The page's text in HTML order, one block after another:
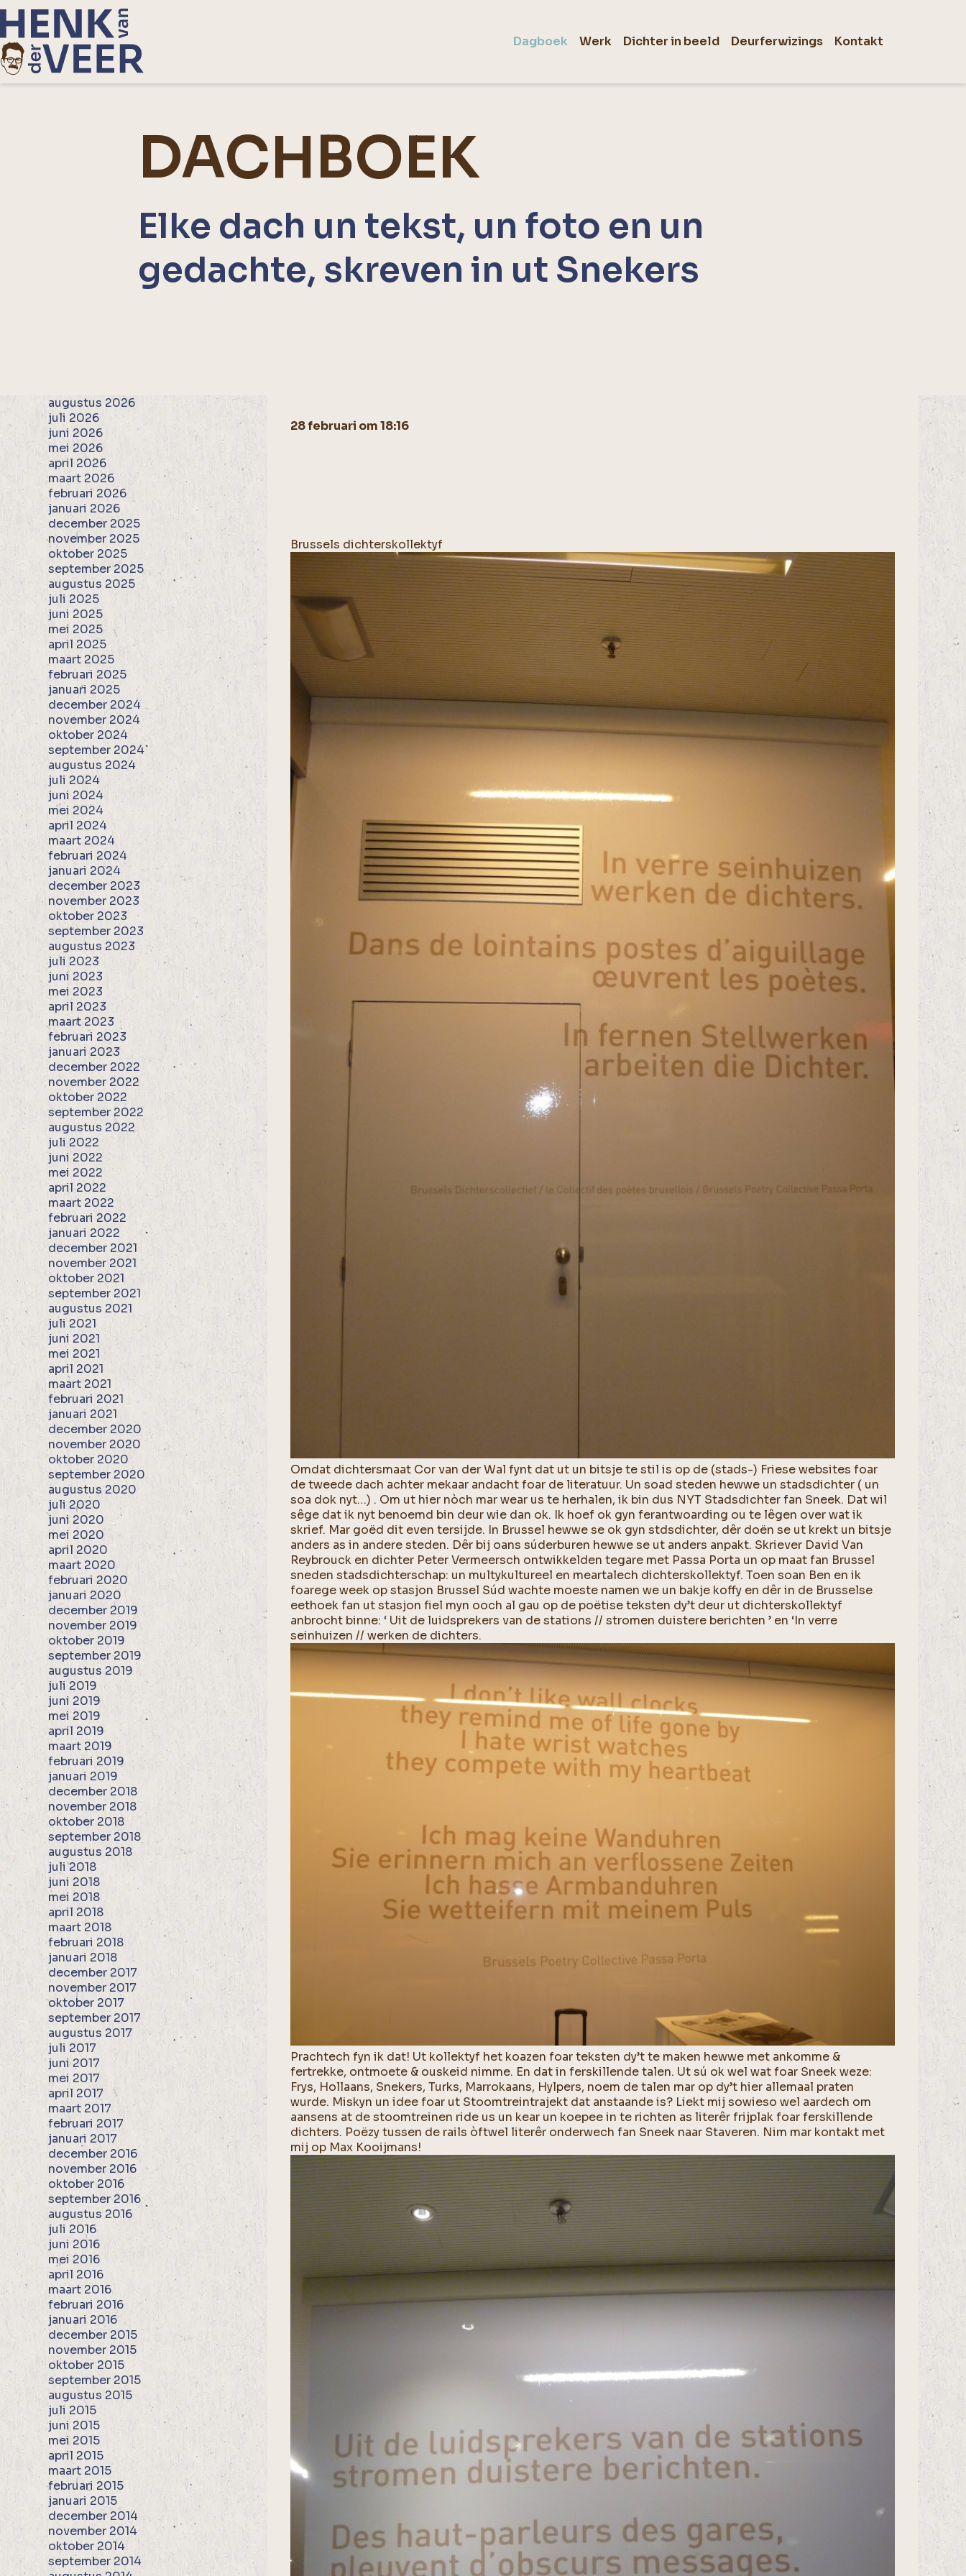
Dagboek Werk Dichter in beeld Deurferwizings Kontakt
DACHBOEK
Elke dach un tekst, un foto en un
gedachte, skreven in ut Snekers
augustus 2026
juli 2026
juni 2026
mei 2026
april 2026
maart 2026
februari 2026
januari 2026
december 2025
november 2025
oktober 2025
september 2025
augustus 2025
juli 2025
juni 2025
mei 2025
april 2025
maart 2025
februari 2025
januari 2025
december 2024
november 2024
oktober 2024
september 2024
augustus 2024
juli 2024
juni 2024
mei 2024
april 2024
maart 2024
februari 2024
januari 2024
december 2023
november 2023
oktober 2023
september 2023
augustus 2023
juli 2023
juni 2023
mei 2023
april 2023
maart 2023
februari 2023
januari 2023
december 2022
november 2022
oktober 2022
september 2022
augustus 2022
juli 2022
juni 2022
mei 2022
april 2022
maart 2022
februari 2022
januari 2022
december 2021
november 2021
oktober 2021
september 2021
augustus 2021
juli 2021
juni 2021
mei 2021
april 2021
maart 2021
februari 2021
januari 2021
december 2020
november 2020
oktober 2020
september 2020
augustus 2020
juli 2020
juni 2020
mei 2020
april 2020
maart 2020
februari 2020
januari 2020
december 2019
november 2019
oktober 2019
september 2019
augustus 2019
juli 2019
juni 2019
mei 2019
april 2019
maart 2019
februari 2019
januari 2019
december 2018
november 2018
oktober 2018
september 2018
augustus 2018
juli 2018
juni 2018
mei 2018
april 2018
maart 2018
februari 2018
januari 2018
december 2017
november 2017
oktober 2017
september 2017
augustus 2017
juli 2017
juni 2017
mei 2017
april 2017
maart 2017
februari 2017
januari 2017
december 2016
november 2016
oktober 2016
september 2016
augustus 2016
juli 2016
juni 2016
mei 2016
april 2016
maart 2016
februari 2016
januari 2016
december 2015
november 2015
oktober 2015
september 2015
augustus 2015
juli 2015
juni 2015
mei 2015
april 2015
maart 2015
februari 2015
januari 2015
december 2014
november 2014
oktober 2014
september 2014
28 februari om 18:16
Brussels dichterskollektyf
Omdat dichtersmaat Cor van der Wal fynt dat ut un bitsje te stil is op de (stads-) Friese websites foar
de tweede dach achter mekaar andacht foar de literatuur. Un soad steden hewwe un stadsdichter ( un
soa dok nyt…) . Om ut hier nòch mar wear us te herhalen, ik bin dus NYT Stadsdichter fan Sneek. Dat wil
sêge dat ik nyt benoemd bin deur wie dan ok. Ik hoef ok gyn ferantwoarding ou te lêgen over wat ik
skrief. Mar goëd dit even tersijde. In Brussel hewwe se ok gyn stdsdichter, dêr doën se ut krekt un bitsje
anders as in andere steden. Dêr bij oans súderburen hewwe se ut anders anpakt. Skriever David Van
Reybrouck en dichter Peter Vermeersch ontwikkelden tegare met Passa Porta un op maat fan Brussel
sneden stadsdichterschap: un multykultureel en meartalech dichterskollektyf. Toen soan Ben en ik
foarege week op stasjon Brussel Súd wachte moeste namen we un bakje koffy en dêr in de Brusselse
eethoek fan ut stasjon fiel myn ooch al gau op de poëtise teksten dy’t deur ut dichterskollektyf
anbrocht binne: ‘ Uit de luidsprekers van de stations // stromen duistere berichten ’ en ‘In verre
seinhuizen // werken de dichters.
Prachtech fyn ik dat! Ut kollektyf het koazen foar teksten dy’t te maken hewwe met ankomme &
fertrekke, ontmoete & ouskeid nimme. En dat in ferskillende talen. Ut sú ok wel wat foar Sneek weze:
Frys, Hollaans, Snekers, Turks, Marrokaans, Hylpers, noem de talen mar op dy’t hier allemaal praten
wurde. Miskyn un idee foar ut Stoomtreintrajekt dat anstaande is? Liekt mij sowieso wel aardech om
aansens at de stoomtreinen ride us un kear un koepee in te richten as literêr frijplak foar ferskillende
dichters. Poëzy tussen de rails òftwel literêr onderwech fan Sneek naar Staveren. Nim mar kontakt met
mij op Max Kooijmans!